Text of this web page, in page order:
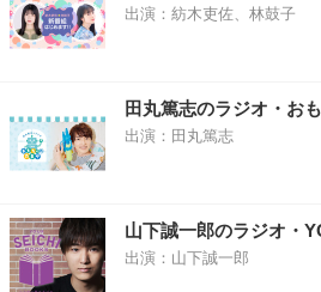
出演：紡木吏佐、林鼓子
田丸篤志のラジオ・お
出演：田丸篤志
山下誠一郎のラジオ・
出演：山下誠一郎